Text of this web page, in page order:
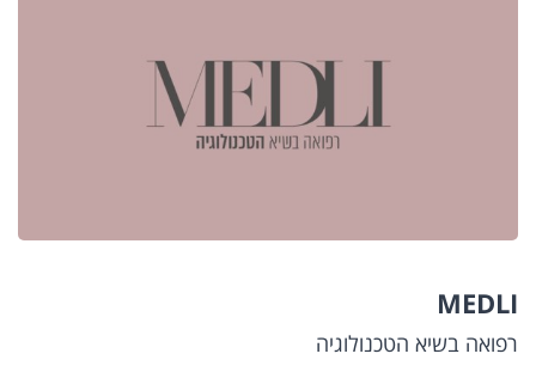
MEDLI
רפואה בשיא הטכנולוגיה